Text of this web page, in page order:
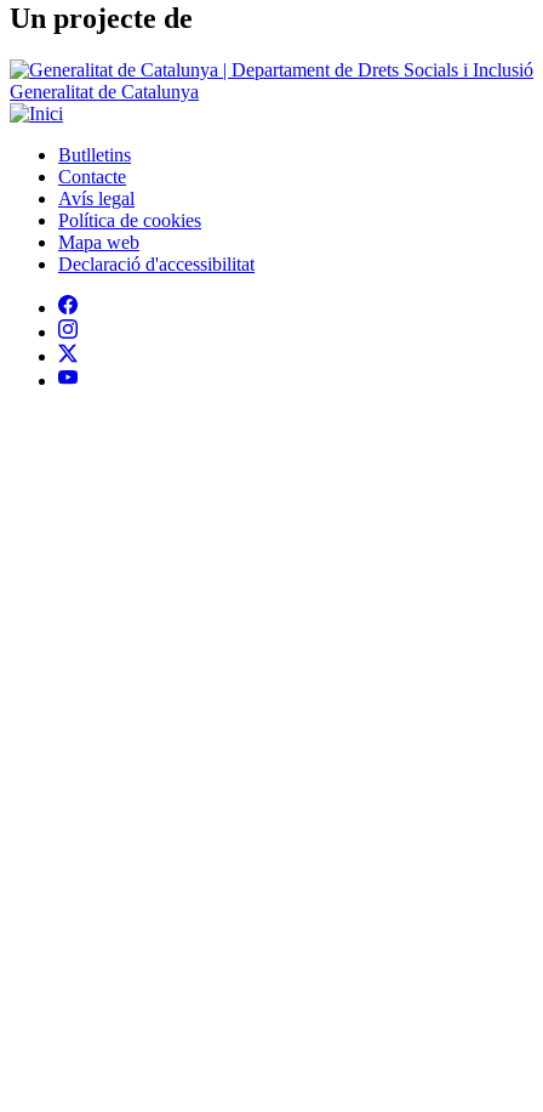
Un projecte de
Generalitat de Catalunya
Peu
Butlletins
Contacte
Avís legal
Política de cookies
Mapa web
Declaració d'accessibilitat